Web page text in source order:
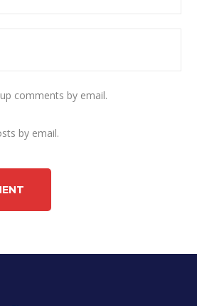
comments by email.
by email.